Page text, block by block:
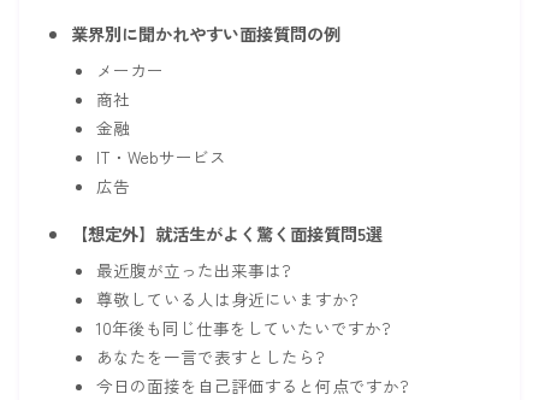
業界別に聞かれやすい面接質問の例
メーカー
商社
金融
IT・Webサービス
広告
【想定外】就活生がよく驚く面接質問5選
最近腹が立った出来事は?
尊敬している人は身近にいますか?
10年後も同じ仕事をしていたいですか?
あなたを一言で表すとしたら?
今日の面接を自己評価すると何点ですか?